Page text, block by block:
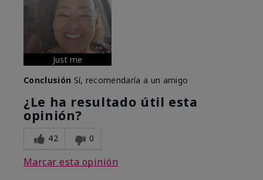
Just me
Conclusión Sí, recomendaría a un amigo
¿Le ha resultado útil esta
opinión?
42 0
Marcar esta opinión